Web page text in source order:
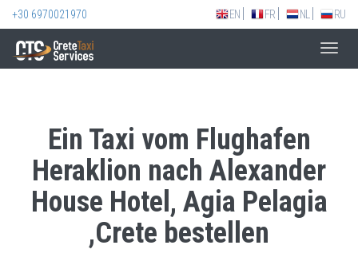
+30 6970021970 EN FR NL RU
Ein Taxi vom Flughafen
Heraklion nach Alexander
House Hotel, Agia Pelagia
,Crete bestellen